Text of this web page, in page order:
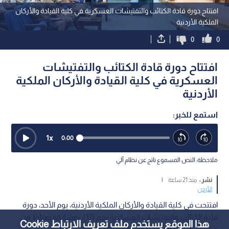
هذا الموقع يستخدم ملف تعريف الارتباط Cookie
افتتاح دورة قادة الكتائب والتفتيشات العسكرية في كلية القيادة والأركان
الملكية الأردنية
0
0
افتتاح دورة قادة الكتائب والتفتيشات
العسكرية في كلية القيادة والأركان الملكية
الأردنية
استمع للخبر:
0:00
1x
ملاحظة: النص المسموع ناتج عن نظام آلي
نشر : منذ 21 ساعة
|
الأردن
افتتحت في كلية القيادة والأركان الملكية الأردنية، يوم الأحد، دورة